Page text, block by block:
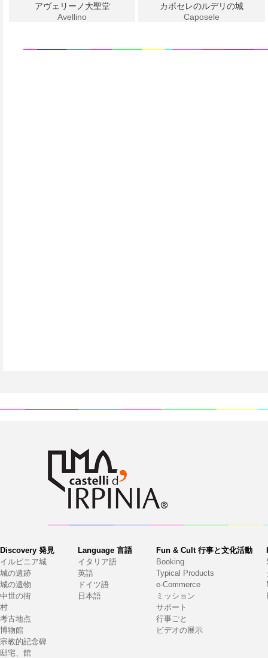
アヴェリーノ大聖堂
Avellino
カポセレのルデリの城
Caposele
Discovery 発見
イルピニア城
城の遺跡
城の遺物
中世の街
村
考古地点
博物館
宗教的記念碑
邸宅、館
Language 言語
イタリア語
英語
ドイツ語
日本語
Fun & Cult 行事と文化活動
Booking
Typical Products
e-Commerce
ミッション
サポート
行事ごと
ビデオの展示